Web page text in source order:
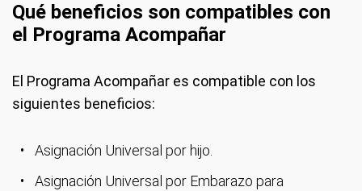
Qué beneficios son compatibles con
el Programa Acompañar
El Programa Acompañar es compatible con los
siguientes beneficios:
Asignación Universal por hijo.
Asignación Universal por Embarazo para